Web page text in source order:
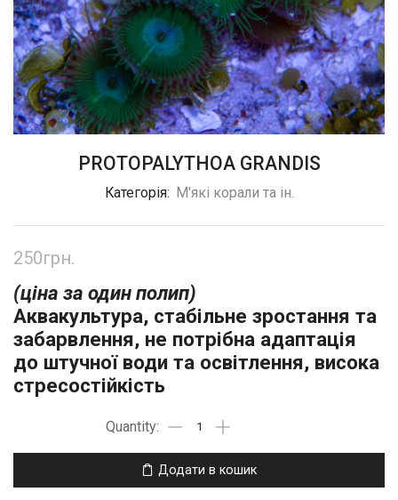
PROTOPALYTHOA GRANDIS
Категорія: М'які корали та ін.
250грн.
(ціна за один полип)
Аквакультура, стабільне зростання та
забарвлення, не потрібна адаптація
до штучної води та освітлення, висока
стресостійкість
Додати в кошик